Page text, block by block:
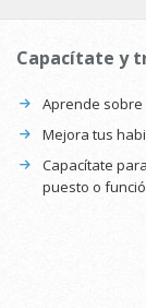
Capacítate y
Aprende sobre
Mejora tus
Capacítate
puesto o